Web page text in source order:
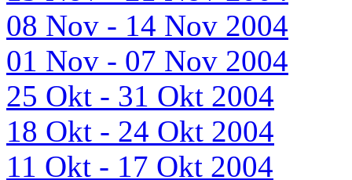
08 Nov - 14 Nov 2004
01 Nov - 07 Nov 2004
25 Okt - 31 Okt 2004
18 Okt - 24 Okt 2004
11 Okt - 17 Okt 2004